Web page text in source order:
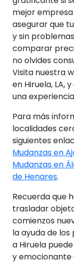
mejor
asegurar que
y sin
comparar
no olvides
Visita nuestra
en Hiruela, LA,
una
Para más
localidades
siguientes
Mudanzas en
Mudanzas en
de Henares.
Recuerda que
trasladar
comienzos
la ayuda de
a Hiruela
y emocionante